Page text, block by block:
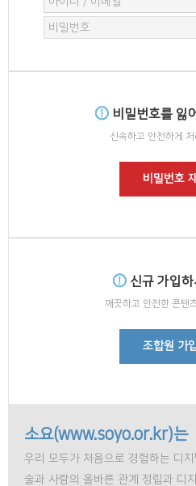
비밀번호를 잃
신속하고 안전하게 처
비밀번호
신규 가입
깨끗하고 안전한 콘텐
조합원 가
소요(www.soyo.or.kr)는
우리 모두가 처음으로 경험하는 디
술과 사람의 올바른 관계 정립과 디